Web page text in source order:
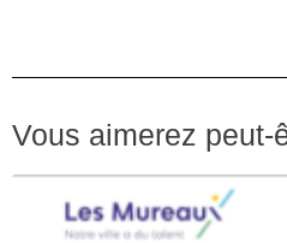
Vous aimerez peut-